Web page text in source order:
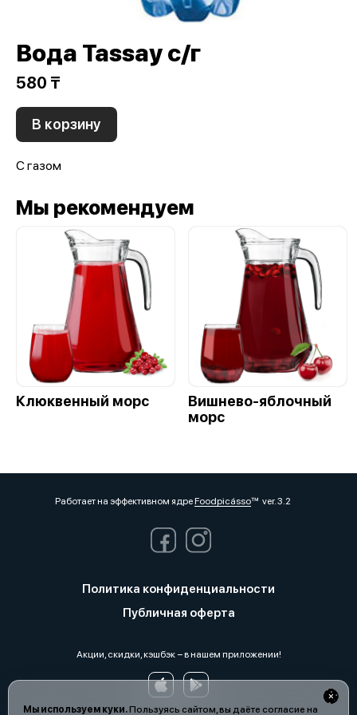
Мы используем куки.Пользуясь сайтом, вы даёте согласие на
Вода Tassay с/г
580 ₸
В корзину
С газом
Мы рекомендуем
Клюквенный морс
Вишнево-яблочный
морс
Работает на эффективном ядреFoodpicássover. 3.2
Политика конфиденциальности
Публичная оферта
Акции, скидки, кэшбэк − в нашем приложении!